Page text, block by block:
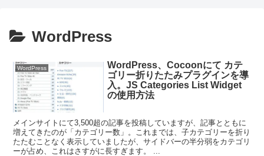
WordPress
WordPress
WordPress、Cocoonにて カテ
ゴリー折りたたみプラグインを導
入。JS Categories List Widget
の使用方法
メインサイトにて3,500超の記事を投稿していますが、記事とともに
増えてきたのが「カテゴリー数」。これまでは、子カテゴリーを折り
たたむことなく表示していましたが、サイドバーの半分弱をカテゴリ
ーが占め、これはさすがに長すぎます。 ...